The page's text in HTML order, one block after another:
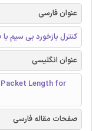
عنوان فارسی
کنترل بازخورد بی سیم
عنوان انگلیسی
Length for
صفحات مقاله فارسی